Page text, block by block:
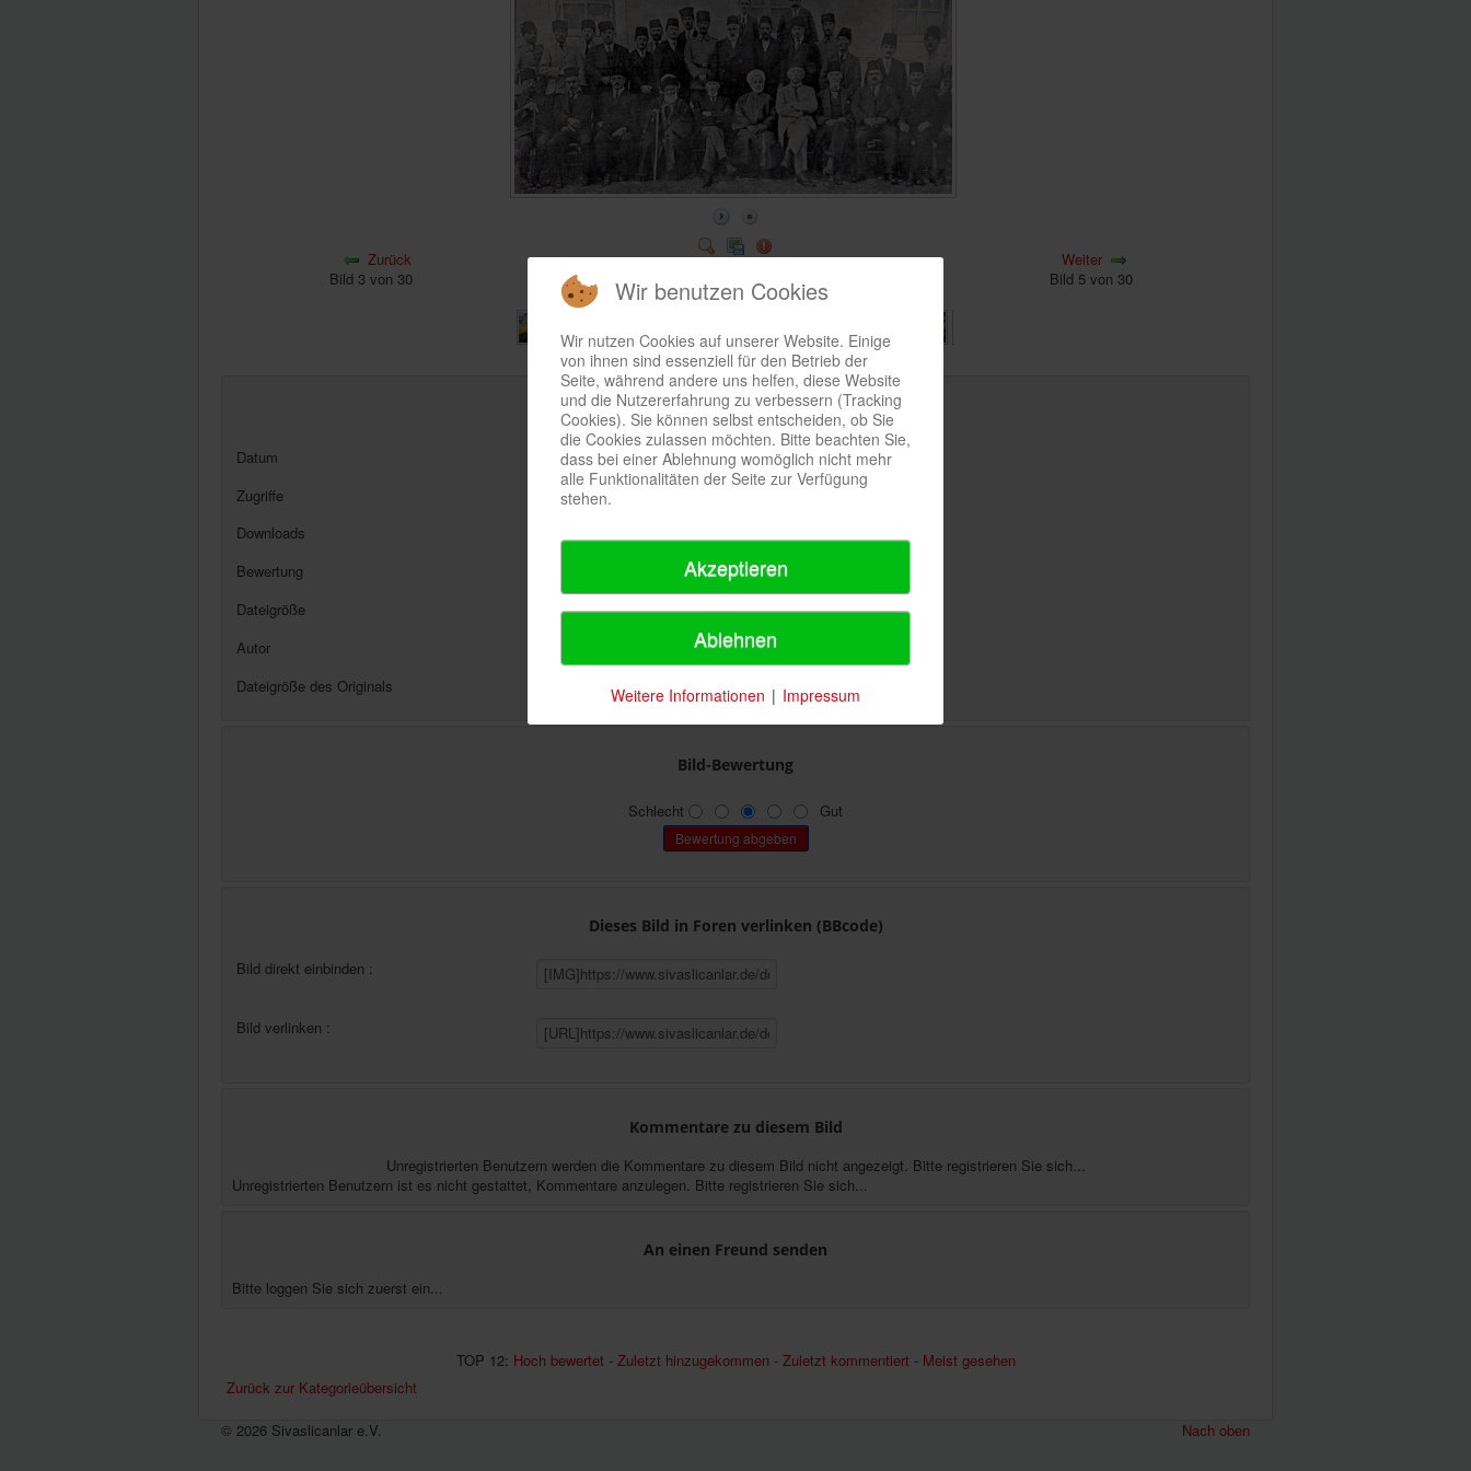
Zurück
Bild 3 von 30
Weiter
Bild 5 von 30
Bild-Informationen
Datum
Samstag, 13. Juli 2013
Zugriffe
8470
Downloads
Bewertung
Dateigröße
92,85 KB (400 x 244 px)
Autor
Dateigröße des Originals
45,65 KB (615 x 376 px)
Bild-Bewertung
Schlecht Gut
Dieses Bild in Foren verlinken (BBcode)
Bild direkt einbinden :
Bild verlinken :
Kommentare zu diesem Bild
Unregistrierten Benutzern werden die Kommentare zu diesem Bild nicht angezeigt. Bitte registrieren Sie sich...
Unregistrierten Benutzern ist es nicht gestattet, Kommentare anzulegen. Bitte registrieren Sie sich...
An einen Freund senden
Bitte loggen Sie sich zuerst ein...
TOP 12: Hoch bewertet - Zuletzt hinzugekommen - Zuletzt kommentiert - Meist gesehen
Zurück zur Kategorieübersicht
Nach oben
© 2026 Sivaslicanlar e.V.
Wir benutzen Cookies
Wir nutzen Cookies auf unserer Website. Einige
von ihnen sind essenziell für den Betrieb der
Seite, während andere uns helfen, diese Website
und die Nutzererfahrung zu verbessern (Tracking
Cookies). Sie können selbst entscheiden, ob Sie
die Cookies zulassen möchten. Bitte beachten Sie,
dass bei einer Ablehnung womöglich nicht mehr
alle Funktionalitäten der Seite zur Verfügung
stehen.
Akzeptieren
Ablehnen
Weitere Informationen | Impressum